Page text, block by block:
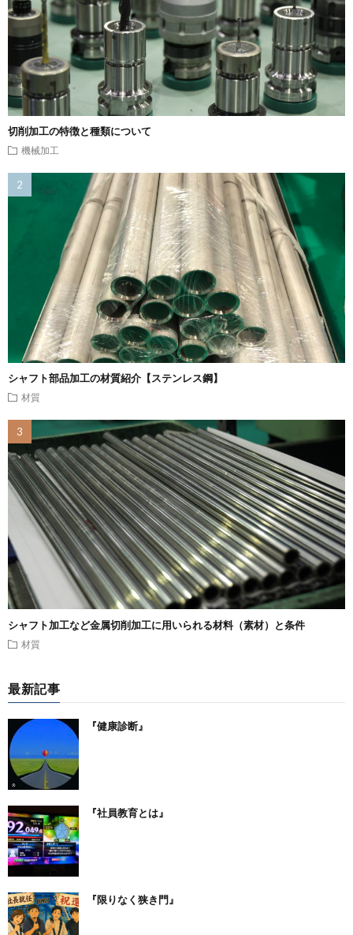
切削加工の特徴と種類について
機械加工
シャフト部品加工の材質紹介【ステンレス鋼】
材質
シャフト加工など金属切削加工に用いられる材料（素材）と条件
材質
最新記事
『健康診断』
『社員教育とは』
『限りなく狭き門』